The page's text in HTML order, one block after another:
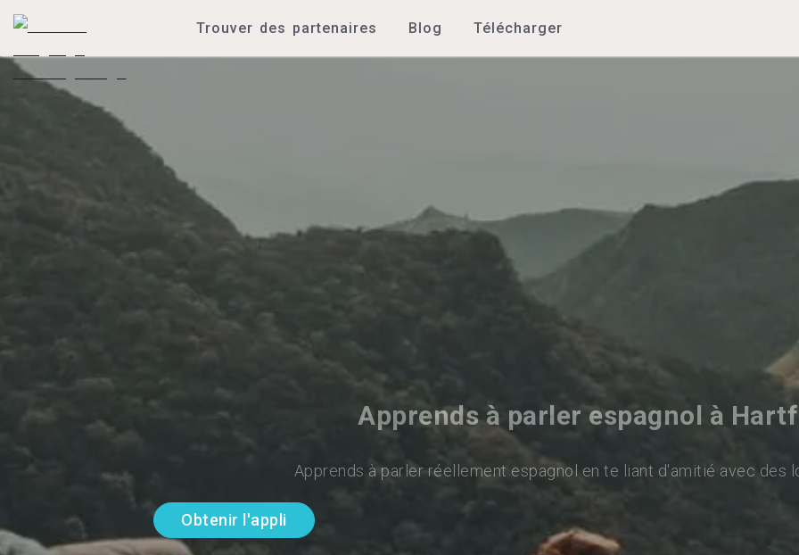
Trouver des partenaires Blog Télécharger
Apprends à parler espagnol à
Apprends à parler réellement espagnol en te liant d'amitié avec des
Obtenir l'appli